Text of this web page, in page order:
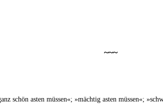
~~~
schön asten müs­sen«; »mäch­tig asten müs­sen«;